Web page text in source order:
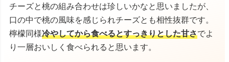
チーズと桃の組み合わせは珍しいかなと思いましたが、
口の中で桃の風味を感じられチーズとも相性抜群です。
檸檬同様冷やしてから食べるとすっきりとした甘さでよ
り一層おいしく食べられると思います。